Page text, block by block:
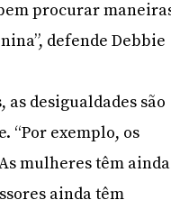
procurar
defende Debbie
as desigualdades são
“Por exemplo, os
mulheres têm ainda
ainda têm